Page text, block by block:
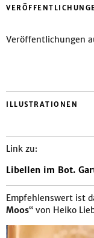
Veröffentlichungen
ILLUSTRATIONEN
Link zu:
Libellen im Bot.
Empfehlenswert ist
Moos“ von Heiko